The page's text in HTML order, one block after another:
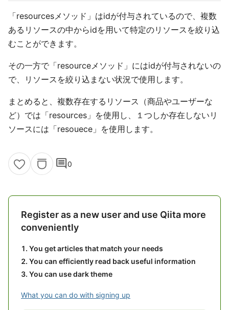
「resourcesメソッド」はidが付与されているので、複数
あるリソースの中からidを用いて特定のリソースを絞り込
むことができます。
その一方で「resourceメソッド」にはidが付与されないの
で、リソースを絞り込まない状況で使用します。
まとめると、複数存在するリソース（商品やユーザーな
ど）では「resources」を使用し、１つしか存在しないリ
ソースには「resouece」を使用します。
comment0
Register as a new user and use Qiita more
conveniently
You get articles that match your needs
You can efficiently read back useful information
You can use dark theme
What you can do with signing up